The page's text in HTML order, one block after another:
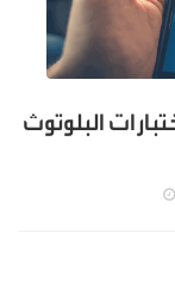
البلوتوث